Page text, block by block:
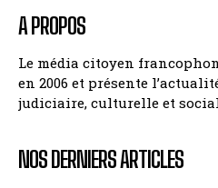
A PROPOS
Le média citoyen
en 2006 et présente
judiciaire, culturelle et
NOS DERNIERS ARTICLES